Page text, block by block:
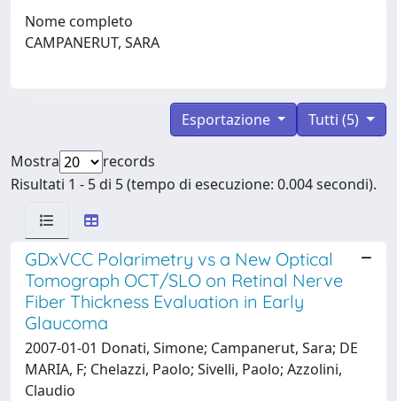
Nome completo
CAMPANERUT, SARA
Tutti (5)
Esportazione
Mostra
records
Risultati 1 - 5 di 5 (tempo di esecuzione: 0.004 secondi).
GDxVCC Polarimetry vs a New Optical
Tomograph OCT/SLO on Retinal Nerve
Fiber Thickness Evaluation in Early
Glaucoma
2007-01-01 Donati, Simone; Campanerut, Sara; DE
MARIA, F; Chelazzi, Paolo; Sivelli, Paolo; Azzolini,
Claudio